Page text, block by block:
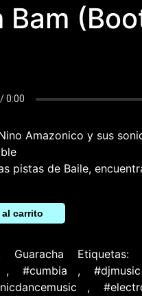
Bam
Nino Amazonico y sus
pistas de Baile,
carrito
Guaracha Etiquetas:
, #cumbia , #djmusic
,